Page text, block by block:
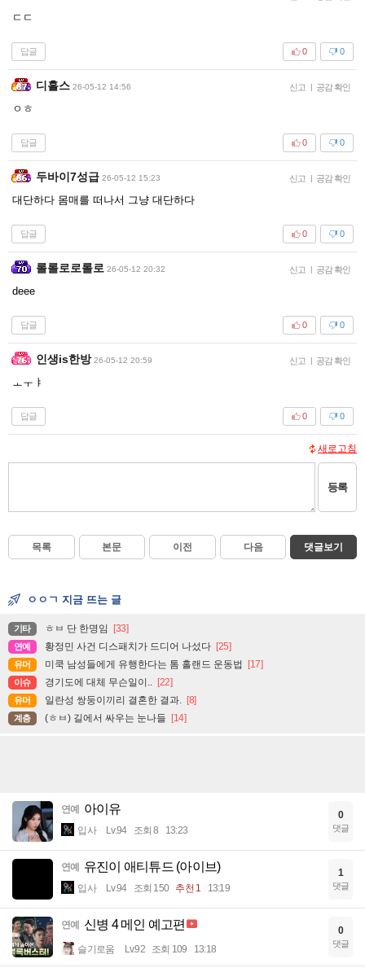
ㄷㄷ
답글 0
0
디홀스 26-05-12 14:56 신고 | 공감 확인
ㅇㅎ
답글 0
0
두바이7성급 26-05-12 15:23 신고 | 공감 확인
대단하다 몸매를 떠나서 그냥 대단하다
답글 0
0
롤롤로로롤로 26-05-12 20:32 신고 | 공감 확인
deee
답글 0
0
인생is한방 26-05-12 20:59 신고 | 공감 확인
ㅗㅜㅑ
답글 0
0
새로고침
등록
목록 본문 이전 다음 댓글보기
ㅇㅇㄱ 지금 뜨는 글
기타 ㅎㅂ 단 한명임 [33]
연예 황정민 사건 디스패치가 드디어 나섰다 [25]
유머 미쿡 남성들에게 유행한다는 톰 홀랜드 운동법 [17]
이슈 경기도에 대체 무슨일이.. [22]
유머 일란성 쌍둥이끼리 결혼한 결과. [8]
계층 (ㅎㅂ) 길에서 싸우는 눈나들 [14]
연예 아이유
입사 Lv.94 조회 8 13:23
0
댓글
연예 유진이 애티튜드 (아이브)
입사 Lv.94 조회 150 추천 1 13:19
1
댓글
연예 신병 4 메인 예고편
슬기로움 Lv.92 조회 109 13:18
0
댓글